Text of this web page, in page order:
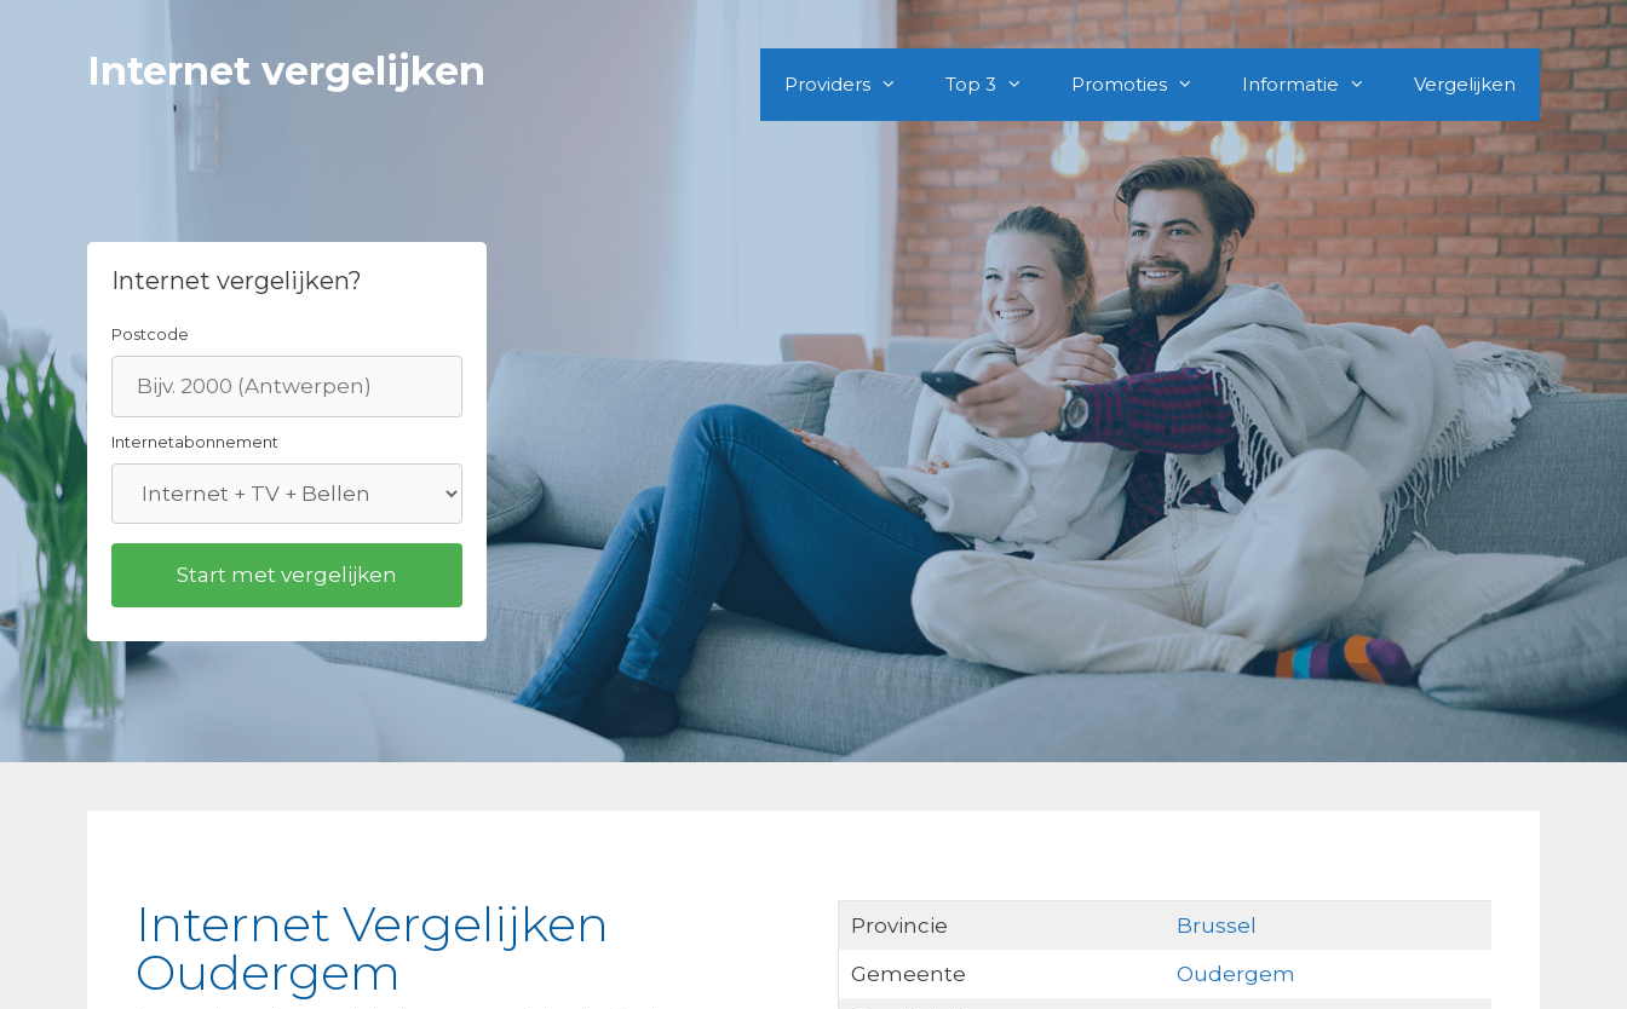
Internet vergelijken Providers Top 3 Promoties Informatie Vergelijken
Internet vergelijken?
Postcode
Internetabonnement
Internet Vergelijken
Oudergem
Provincie
Brussel
Gemeente
Oudergem